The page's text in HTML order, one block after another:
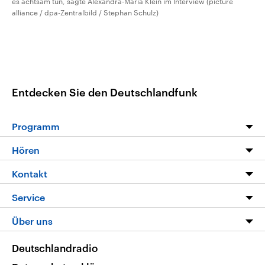
alliance / dpa-Zentralbild / Stephan Schulz)
Entdecken Sie den Deutschlandfunk
Programm
Programm
Die Nachrichten
Nachrichtenleicht
Neue Beiträge auf dlf.de
Hören
Livestream
Podcasts
Deutschlandfunk App
Nachrichten App
Kontakt
Hörerservice
Service
FAQ
Veranstaltungen
Über uns
Deutschlandradio